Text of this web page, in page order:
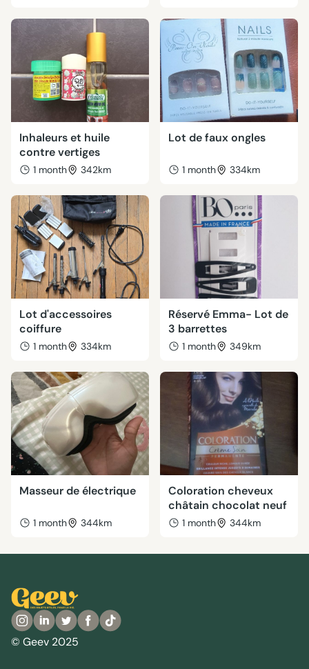
Inhaleurs et huile
contre vertiges
1 month 342km
Lot de faux ongles
1 month 334km
Lot d'accessoires
coiffure
1 month 334km
Réservé Emma- Lot de
3 barrettes
1 month 349km
Masseur de électrique
1 month 344km
Coloration cheveux
châtain chocolat neuf
1 month 344km
© Geev 2025